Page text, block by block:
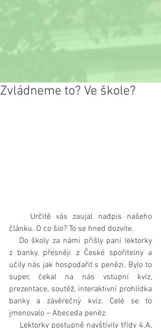
Zvládneme to? Ve škole?
článku. O co šlo? To se hned dozvíte.
z banky, přesněji z České spořitelny a
učily nás jak hospodařit s penězi. Bylo to
super, čekal na nás vstupní kvíz,
prezentace, soutěž, interaktivní prohlídka
banky a závěrečný kvíz. Celé se to
jmenovalo – Abeceda peněz.